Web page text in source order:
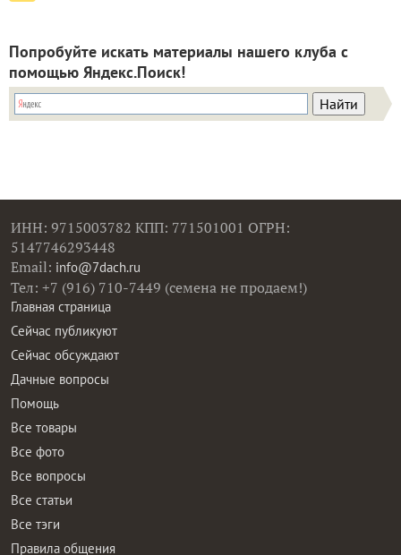
Попробуйте искать материалы нашего клуба с
помощью Яндекс.Поиск!
ИНН: 9715003782 КПП: 771501001 ОГРН:
5147746293448
Email: info@7dach.ru
Тел: +7 (916) 710-7449 (семена не продаем!)
Главная страница
Сейчас публикуют
Сейчас обсуждают
Дачные вопросы
Помощь
Все товары
Все фото
Все вопросы
Все статьи
Все тэги
Правила общения